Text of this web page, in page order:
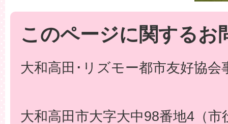
このページに関するお
大和高田･リズモー都市友好協会
大和高田市大字大中98番地4（市